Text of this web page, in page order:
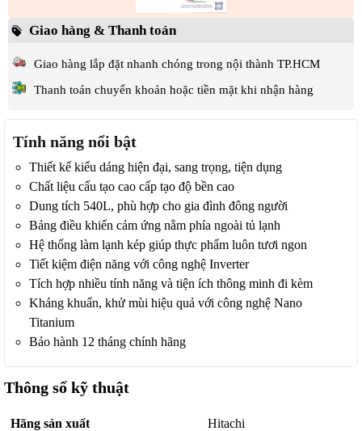
Giao hàng & Thanh toán
Giao hàng lắp đặt nhanh chóng trong nội thành TP.HCM
Thanh toán chuyển khoản hoặc tiền mặt khi nhận hàng
Tính năng nổi bật
Thiết kế kiểu dáng hiện đại, sang trọng, tiện dụng
Chất liệu cấu tạo cao cấp tạo độ bền cao
Dung tích 540L, phù hợp cho gia đình đông người
Bảng điều khiển cảm ứng nằm phía ngoài tủ lạnh
Hệ thống làm lạnh kép giúp thực phẩm luôn tươi ngon
Tiết kiệm điện năng với công nghệ Inverter
Tích hợp nhiều tính năng và tiện ích thông minh đi kèm
Kháng khuẩn, khử mùi hiệu quả với công nghệ Nano
Titanium
Bảo hành 12 tháng chính hãng
Thông số kỹ thuật
Hãng sản xuất Hitachi